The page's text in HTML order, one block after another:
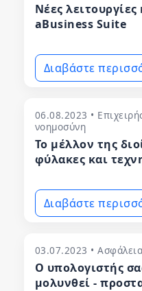
Νέες
aBusiness Suite
Διαβάστε
06.08.2023 •
νοημοσύνη
Το μέλλον της
φύλακες και
Διαβάστε
03.07.2023 •
Ο υπολογιστής
μολυνθεί -